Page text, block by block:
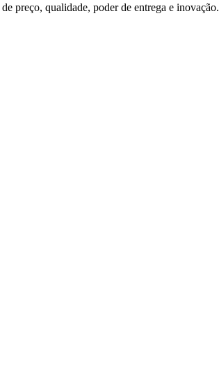
preço, qualidade, poder de entrega e inovação.